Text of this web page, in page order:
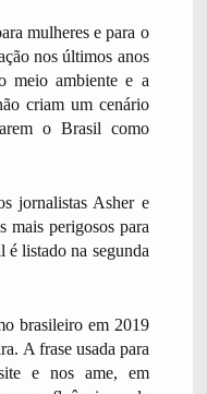
mulheres e para o
nos últimos anos
meio ambiente e a
criam um cenário
o Brasil como
jornalistas Asher e
mais perigosos para
é listado na segunda
brasileiro em 2019
A frase usada para
e nos ame, em